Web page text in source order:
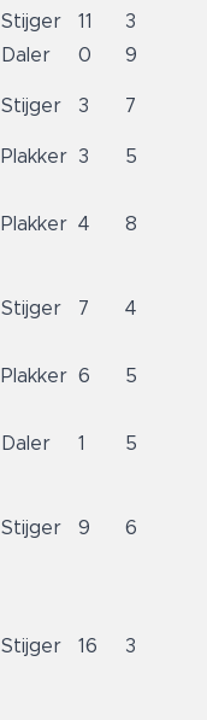
Stijger 11
3
Daler 0 9
Stijger 3 7
Plakker 3 5
Plakker 4 8
Stijger 7 4
Plakker 6 5
Daler 1 5
Stijger 9 6
Stijger 16 3